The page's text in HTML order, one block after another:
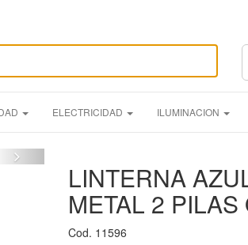
ELECTRICIDAD ILUMINACION
LINTERNA
METAL 2 PILAS
Cod. 11596